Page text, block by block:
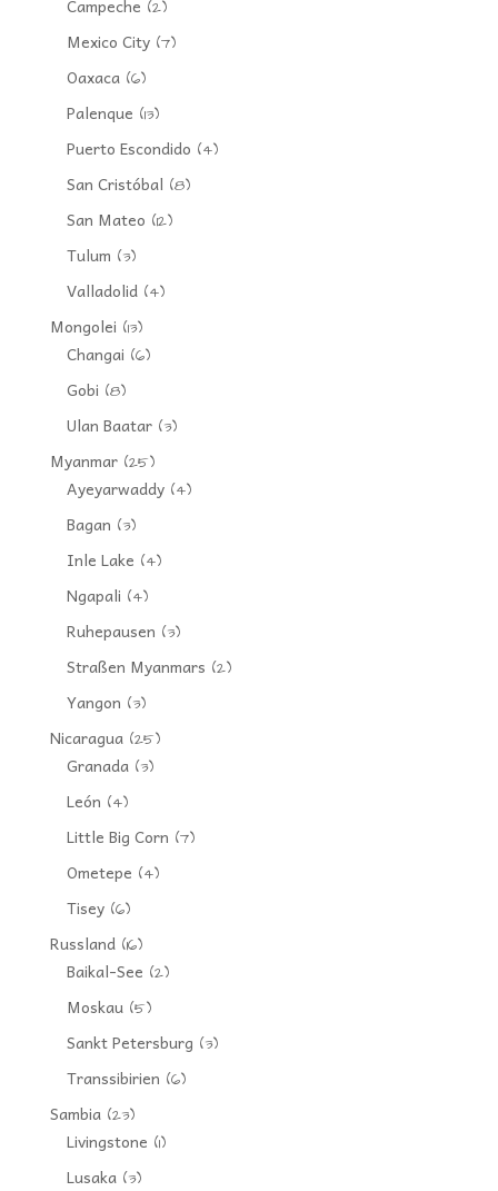
Campeche (2)
Mexico City(7)
Oaxaca(6)
Palenque (13)
Puerto Escondido (4)
San Cristóbal (8)
San Mateo (12)
Tulum (3)
Valladolid(4)
Mongolei (13)
Changai (6)
Gobi (8)
Ulan Baatar(3)
Myanmar(25)
Ayeyarwaddy(4)
Bagan (3)
Inle Lake (4)
Ngapali (4)
Ruhepausen (3)
Straßen Myanmars (2)
Yangon (3)
Nicaragua(25)
Granada(3)
León (4)
Little Big Corn (7)
Ometepe (4)
Tisey(6)
Russland(16)
Baikal-See (2)
Moskau(5)
Sankt Petersburg (3)
Transsibirien (6)
Sambia(23)
Livingstone (1)
Lusaka(3)